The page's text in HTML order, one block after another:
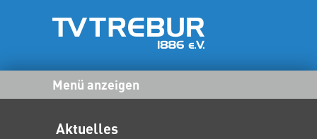
Menü anzeigen
Aktuelles